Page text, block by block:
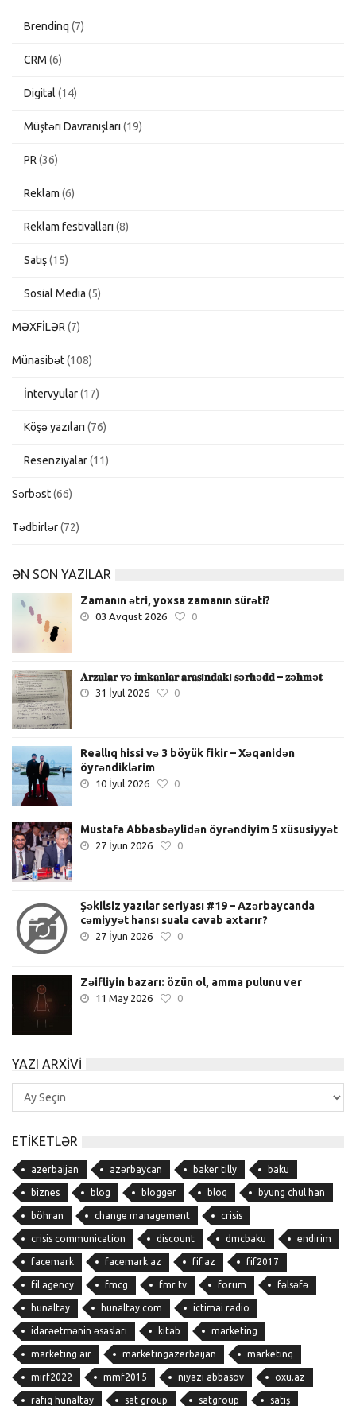
Brendinq (7)
CRM (6)
Digital (14)
Müştəri Davranışları (19)
PR (36)
Reklam (6)
Reklam festivalları (8)
Satış(15)
Sosial Media (5)
MƏXFİLƏR (7)
Münasibət(108)
İntervyular(17)
Köşə yazıları (76)
Resenziyalar(11)
Sərbəst(66)
Tədbirlər(72)
ƏN SON YAZILAR
Zamanın ətri, yoxsa zamanın sürəti?
03 Avqust 2026 0
𝐀𝐫𝐳𝐮𝐥𝐚𝐫 𝐯ə 𝐢𝐦𝐤𝐚𝐧𝐥𝐚𝐫 𝐚𝐫𝐚𝐬ı𝐧𝐝𝐚𝐤ı 𝐬ə𝐫𝐡ə𝐝𝐝 – 𝐳ə𝐡𝐦ə𝐭
31 İyul 2026 0
Reallıq hissi və 3 böyük fikir – Xəqanidən
öyrəndiklərim
10 İyul 2026 0
Mustafa Abbasbəylidən öyrəndiyim 5 xüsusiyyət
27 İyun 2026 0
Şəkilsiz yazılar seriyası #19 – Azərbaycanda
cəmiyyət hansı suala cavab axtarır?
27 İyun 2026 0
Zəifliyin bazarı: özün ol, amma pulunu ver
11 May 2026 0
YAZI ARXIVI
Yazı
Arxivi
ETIKETLƏR
azerbaijan azərbaycan baker tilly baku
biznes blog blogger bloq byung chul han
böhran change management crisis
crisis communication discount dmcbaku endirim
facemark facemark.az fif.az fif2017
fil agency fmcg fmr tv forum fəlsəfə
hunaltay hunaltay.com ictimai radio
idarəetmənin əsasları kitab marketing
marketing air marketingazerbaijan marketinq
mirf2022 mmf2015 niyazi abbasov oxu.az
rafiq hunaltay sat group satgroup satış